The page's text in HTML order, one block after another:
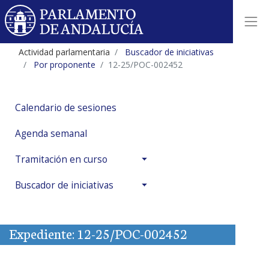
Actividad parlamentaria
Buscador de iniciativas
Por proponente
12-25/POC-002452
Calendario de sesiones
Agenda semanal
Tramitación en curso
Buscador de iniciativas
Expediente: 12-25/POC-002452